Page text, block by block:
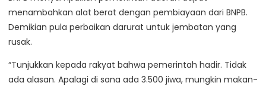
menambahkan alat berat dengan pembiayaan dari BNPB.
Demikian pula perbaikan darurat untuk jembatan yang
rusak.
“Tunjukkan kepada rakyat bahwa pemerintah hadir. Tidak
ada alasan. Apalagi di sana ada 3.500 jiwa, mungkin makan-